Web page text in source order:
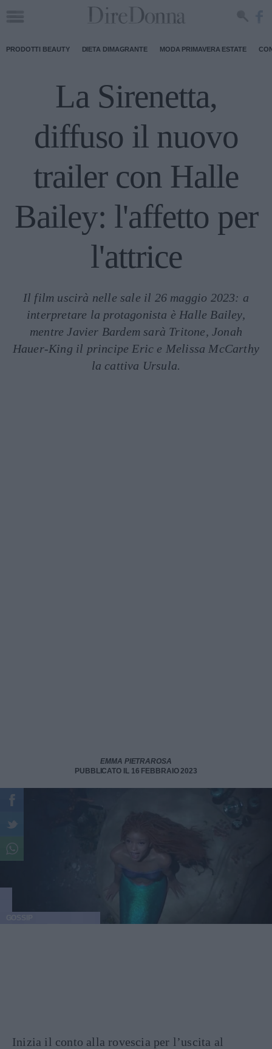
PRODOTTI BEAUTY DIETA DIMAGRANTE MODA PRIMAVERA ESTATE
La Sirenetta,
diffuso il nuovo
trailer con Halle
Bailey: l'affetto per
l'attrice
Il film uscirà nelle sale il 26 maggio 2023: a
interpretare la protagonista è Halle Bailey,
mentre Javier Bardem sarà Tritone, Jonah
Hauer-King il principe Eric e Melissa McCarthy
la cattiva Ursula.
EMMA PIETRAROSA
PUBBLICATO IL 16 FEBBRAIO 2023
Inizia il conto alla rovescia per l’uscita al